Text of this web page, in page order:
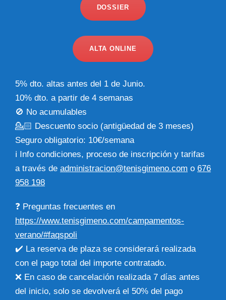
DOSSIER
ALTA ONLINE
5% dto. altas antes del 1 de Junio.
10% dto. a partir de 4 semanas
🚫 No acumulables
💁🏻 Descuento socio (antigüedad de 3 meses)
Seguro obligatorio: 10€/semana
ℹ️ Info condiciones, proceso de inscripción y tarifas
a través de administracion@tenisgimeno.com o 676
958 198
❓ Preguntas frecuentes en
https://www.tenisgimeno.com/campamentos-
verano/#faqspoli
✔️ La reserva de plaza se considerará realizada
con el pago total del importe contratado.
❌ En caso de cancelación realizada 7 días antes
del inicio, solo se devolverá el 50% del pago